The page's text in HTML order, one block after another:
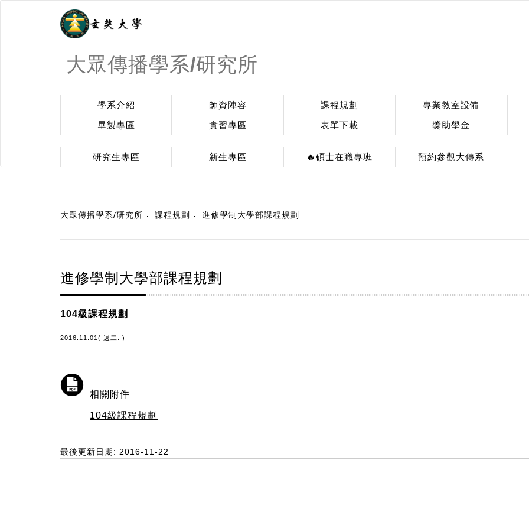
大眾傳播學系/研究所
學系介紹 師資陣容 課程規劃
專業教室設備
畢製專區
實習專區 表單下載 獎助學金
研究生專區 新生專區 🔥碩士在職專班 預約參觀大傳系
大眾傳播學系/研究所 課程規劃 進修學制大學部課程規劃
進修學制大學部課程規劃
104級課程規劃
2016.11.01( 週二. )
相關附件
104級課程規劃
最後更新日期: 2016-11-22